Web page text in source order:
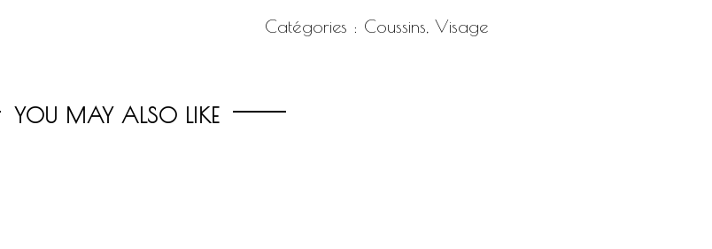
Catégories : Coussins, Visage
YOU MAY ALSO LIKE